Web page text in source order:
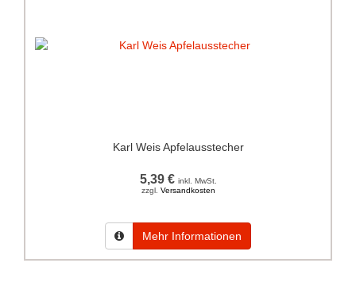
Karl Weis Apfelausstecher
5,39 € inkl. MwSt.
zzgl. Versandkosten
Mehr Informationen